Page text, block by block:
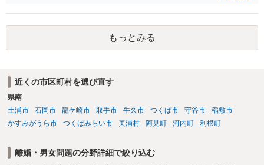
が、 ２００万円でも、５０万円でも、公序良俗に反するほど高額
と思います。 そのうえで、合意できるかは、相手も納得できるか
否かにかかってはきますが。 ４ 質問④ ご記載の内容からは判断
できないのですが、 清算条項を記載しないで合意することはリス
クがありますので、むしろ、原則としては、清算条項を記載するべき
であるとお考えいただくといいです。 ご質問に対する回答は以上で
直接相談されて、 今後の対応についてアドバイス等を求めることを
お勧めいたします。 ご参考にしていただければ幸いです。
えられます。弁護士へ依頼しているのであれば、担当弁護士とよく相
談してください。
もっとみる
近くの市区町村を選び直す
県南
土浦市
石岡市 龍ケ崎市 取手市 牛久市 つくば市 守谷市
稲敷市
かすみがうら市
つくばみらい市 美浦村 阿見町 河内町 利根町
離婚・男女問題の分野詳細で絞り込む